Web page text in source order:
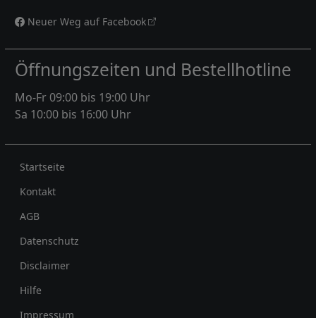
Neuer Weg auf Facebook
Öffnungszeiten und Bestellhotline
Mo-Fr 09:00 bis 19:00 Uhr
Sa 10:00 bis 16:00 Uhr
Rechtliches
Startseite
Kontakt
AGB
Datenschutz
Disclaimer
Hilfe
Impressum